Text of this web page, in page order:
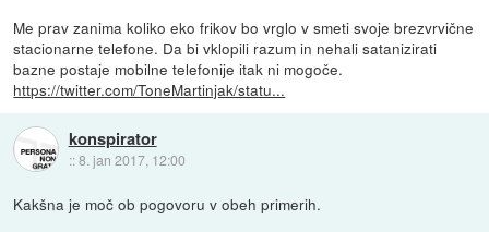
Me prav zanima koliko eko frikov bo vrglo v smeti svoje brezvrvične
stacionarne telefone. Da bi vklopili razum in nehali satanizirati
bazne postaje mobilne telefonije itak ni mogoče.
https://twitter.com/ToneMartinjak/statu...
konspirator
::8. jan 2017, 12:00
Kakšna je moč ob pogovoru v obeh primerih.